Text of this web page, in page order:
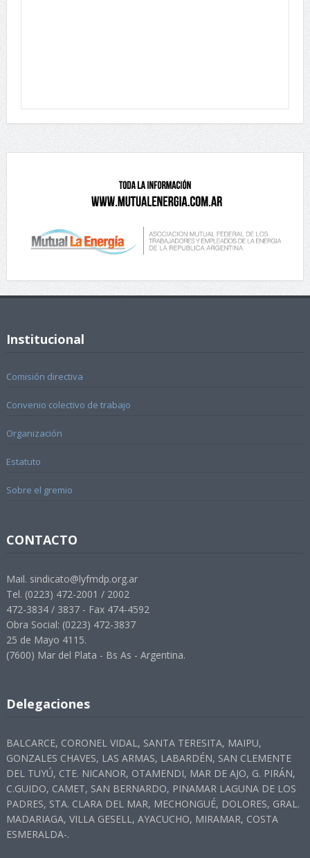
Institucional
Comisión directiva
Convenio colectivo de trabajo
Organización
Estatuto
Sobre el gremio
CONTACTO
Mail. sindicato@lyfmdp.org.ar
Tel. (0223) 472-2001 / 2002
472-3834 / 3837 - Fax 474-4592
Obra Social: (0223) 472-3837
25 de Mayo 4115.
(7600) Mar del Plata - Bs As - Argentina.
Delegaciones
BALCARCE, CORONEL VIDAL, SANTA TERESITA, MAIPU,
GONZALES CHAVES, LAS ARMAS, LABARDÉN, SAN CLEMENTE
DEL TUYÚ, CTE. NICANOR, OTAMENDI, MAR DE AJO, G. PIRÁN,
C.GUIDO, CAMET, SAN BERNARDO, PINAMAR LAGUNA DE LOS
PADRES, STA. CLARA DEL MAR, MECHONGUÉ, DOLORES, GRAL.
MADARIAGA, VILLA GESELL, AYACUCHO, MIRAMAR, COSTA
ESMERALDA-.